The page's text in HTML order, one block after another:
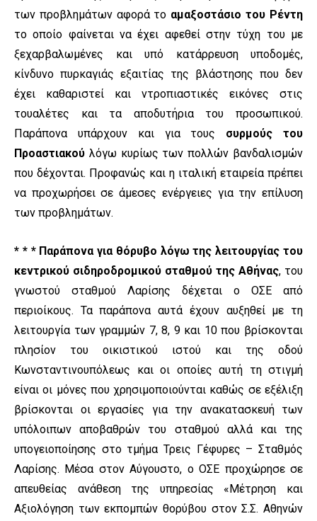
των προβλημάτων αφορά το αμαξοστάσιο του Ρέντη
το οποίο φαίνεται να έχει αφεθεί στην τύχη του με
ξεχαρβαλωμένες και υπό κατάρρευση υποδομές,
κίνδυνο πυρκαγιάς εξαιτίας της βλάστησης που δεν
έχει καθαριστεί και ντροπιαστικές εικόνες στις
τουαλέτες και τα αποδυτήρια του προσωπικού.
Παράπονα υπάρχουν και για τους συρμούς του
Προαστιακού λόγω κυρίως των πολλών βανδαλισμών
που δέχονται. Προφανώς και η ιταλική εταιρεία πρέπει
να προχωρήσει σε άμεσες ενέργειες για την επίλυση
των προβλημάτων.
* * * Παράπονα για θόρυβο λόγω της λειτουργίας του
κεντρικού σιδηροδρομικού σταθμού της Αθήνας, του
γνωστού σταθμού Λαρίσης δέχεται ο ΟΣΕ από
περιοίκους. Τα παράπονα αυτά έχουν αυξηθεί με τη
λειτουργία των γραμμών 7, 8, 9 και 10 που βρίσκονται
πλησίον του οικιστικού ιστού και της οδού
Κωνσταντινουπόλεως και οι οποίες αυτή τη στιγμή
είναι οι μόνες που χρησιμοποιούνται καθώς σε εξέλιξη
βρίσκονται οι εργασίες για την ανακατασκευή των
υπόλοιπων αποβαθρών του σταθμού αλλά και της
υπογειοποίησης στο τμήμα Τρεις Γέφυρες – Σταθμός
Λαρίσης. Μέσα στον Αύγουστο, ο ΟΣΕ προχώρησε σε
απευθείας ανάθεση της υπηρεσίας «Μέτρηση και
Αξιολόγηση των εκπομπών θορύβου στον Σ.Σ. Αθηνών